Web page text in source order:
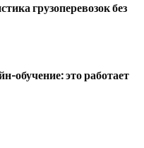
грузоперевозок без
обучение: это работает